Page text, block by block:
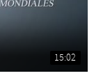
15:02